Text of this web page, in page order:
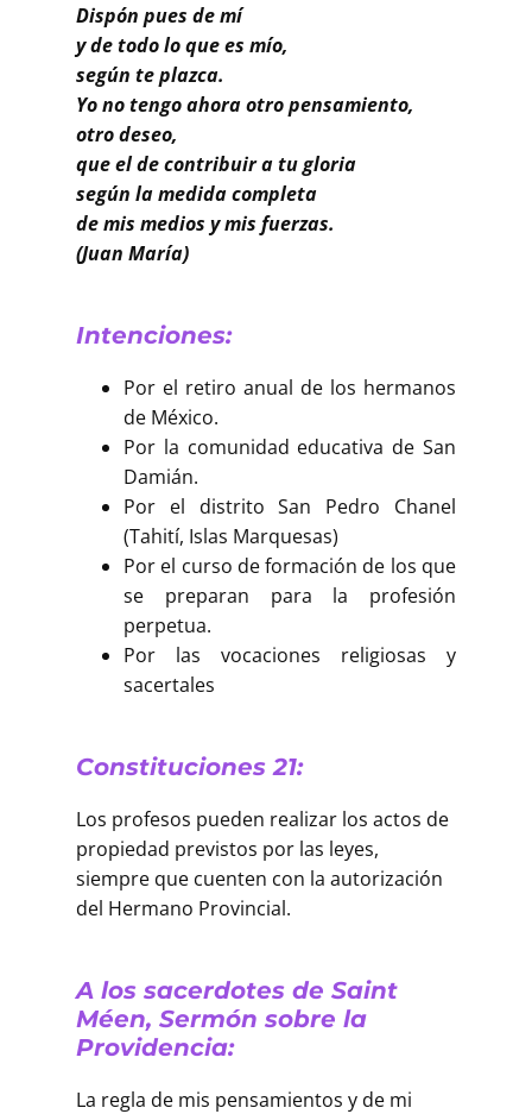
Dispón pues de mí
y de todo lo que es mío,
según te plazca.
Yo no tengo ahora otro pensamiento,
otro deseo,
que el de contribuir a tu gloria
según la medida completa
de mis medios y mis fuerzas.
(Juan María)
Intenciones:
Por el retiro anual de los hermanos
de México.
Por la comunidad educativa de San
Damián.
Por el distrito San Pedro Chanel
(Tahití, Islas Marquesas)
Por el curso de formación de los que
se preparan para la profesión
perpetua.
Por las vocaciones religiosas y
sacertales
Constituciones 21:
Los profesos pueden realizar los actos de
propiedad previstos por las leyes,
siempre que cuenten con la autorización
del Hermano Provincial.
A los sacerdotes de Saint
Méen, Sermón sobre la
Providencia:
La regla de mis pensamientos y de mi